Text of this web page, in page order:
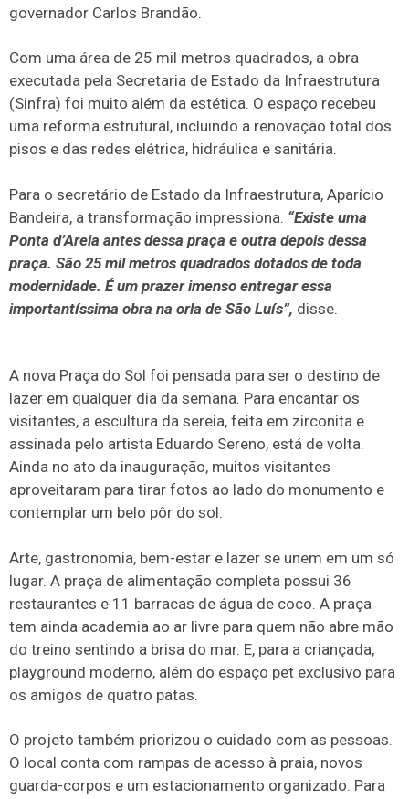
governador Carlos Brandão.
Com uma área de 25 mil metros quadrados, a obra
executada pela Secretaria de Estado da Infraestrutura
(Sinfra) foi muito além da estética. O espaço recebeu
uma reforma estrutural, incluindo a renovação total dos
pisos e das redes elétrica, hidráulica e sanitária.
Para o secretário de Estado da Infraestrutura, Aparício
Bandeira, a transformação impressiona. “Existe uma
Ponta d’Areia antes dessa praça e outra depois dessa
praça. São 25 mil metros quadrados dotados de toda
modernidade. É um prazer imenso entregar essa
importantíssima obra na orla de São Luís”, disse.
A nova Praça do Sol foi pensada para ser o destino de
lazer em qualquer dia da semana. Para encantar os
visitantes, a escultura da sereia, feita em zirconita e
assinada pelo artista Eduardo Sereno, está de volta.
Ainda no ato da inauguração, muitos visitantes
aproveitaram para tirar fotos ao lado do monumento e
contemplar um belo pôr do sol.
Arte, gastronomia, bem-estar e lazer se unem em um só
lugar. A praça de alimentação completa possui 36
restaurantes e 11 barracas de água de coco. A praça
tem ainda academia ao ar livre para quem não abre mão
do treino sentindo a brisa do mar. E, para a criançada,
playground moderno, além do espaço pet exclusivo para
os amigos de quatro patas.
O projeto também priorizou o cuidado com as pessoas.
O local conta com rampas de acesso à praia, novos
guarda-corpos e um estacionamento organizado. Para